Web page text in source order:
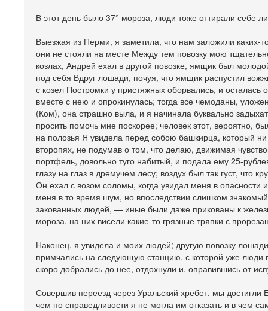
В этот день было 37° мороза, люди тоже оттирали себе
Выезжая из Перми, я заметила, что нам заложили каких-
они не стояли на месте Между тем повозку мою
козлах, Андрей ехал в другой повозке, ямщик был
под себя Вдруг лошади, почуя, что ямщик распустил
с козел Постромки у пристяжных оборвались, и осталась
вместе с нею и опрокинулась; тогда все чемоданы,
(Ком), она страшно выла, и я начинала буквально
просить помочь мне поскорее; человек этот, вероятно,
на полозья Я увидела перед собою башкирца, который
второпях, не подумав о том, что делаю, движимая
портфель, довольно туго набитый, и подала ему 25-
глазу на глаз в дремучем лесу; воздух был так густ,
Он ехал с возом соломы, когда увидал меня в
меня в то время шум, но впоследствии слишком
закованных людей, — иные были даже прикованы к
мороза, на них висели какие-то грязные тряпки с
Наконец, я увидела и моих людей; другую повозку
примчались на следующую станцию, с которой уже люди
скоро добрались до нее, отдохнули и, оправившись от
Совершив переезд через Уральский хребет, мы достигли
чем по справедливости я не могла им отказать и в чем